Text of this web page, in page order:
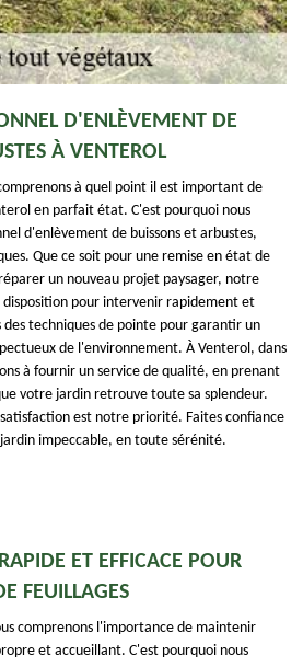
D'ENLÈVEMENT DE
À VENTEROL
à quel point il est important de
en parfait état. C'est pourquoi nous
d'enlèvement de buissons et arbustes,
Que ce soit pour une remise en état de
un nouveau projet paysager, notre
pour intervenir rapidement et
techniques de pointe pour garantir un
de l'environnement. À Venterol, dans
à fournir un service de qualité, en prenant
votre jardin retrouve toute sa splendeur.
est notre priorité. Faites confiance
impeccable, en toute sérénité.
ET EFFICACE POUR
FEUILLAGES
comprenons l'importance de maintenir
et accueillant. C'est pourquoi nous